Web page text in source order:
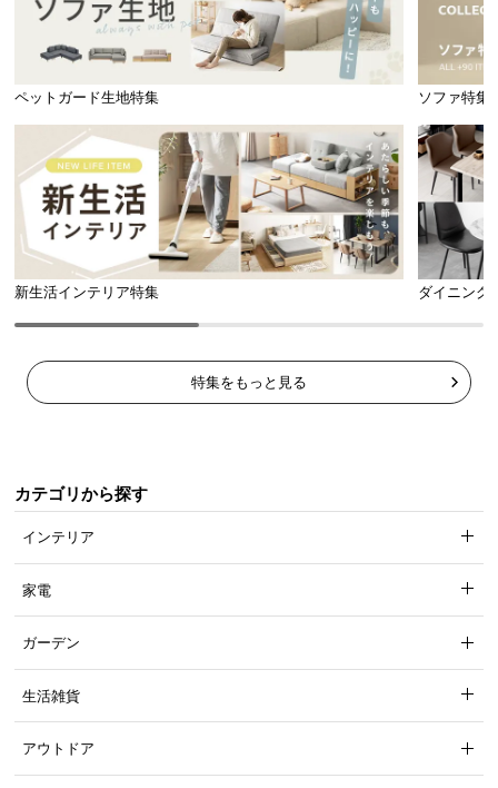
ペットガード生地特集 ソファ特集
新生活インテリア特集 ダイニング
特集をもっと見る
カテゴリから探す
インテリア
家電
ガーデン
生活雑貨
アウトドア